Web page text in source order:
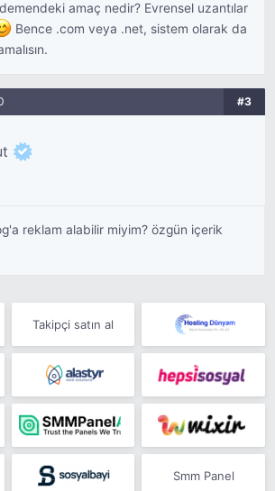
amaç nedir? Evrensel uzantılar
Bence .com veya .net, sistem olarak da
#3
reklam alabilir miyim? özgün içerik
Takipçi satın al
Smm Panel